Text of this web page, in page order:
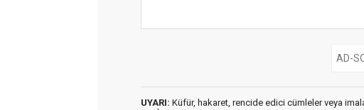
UYARI: Küfür, hakaret, rencide edici cümleler veya